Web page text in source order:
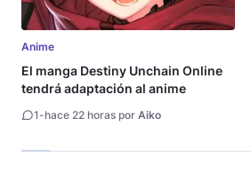
Anime
El manga Destiny Unchain Online
tendrá adaptación al anime
1-hace 22 horas por Aiko